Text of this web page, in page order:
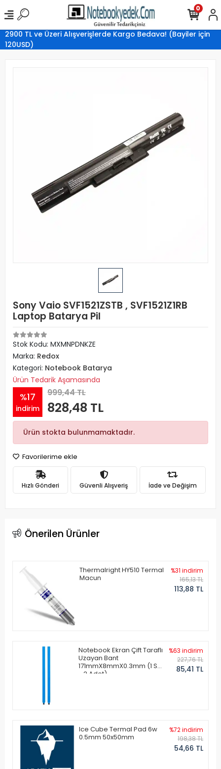
2900 TL ve Üzeri Alışverişlerde Kargo Bedava! (Bayiler için
120USD)
0
Sony Vaio SVF1521ZSTB , SVF1521Z1RB
Laptop Batarya Pil
Stok Kodu: MXMNPDNKZE
Marka: Redox
Kategori: Notebook Batarya
Ürün Tedarik Aşamasında
%17
indirim
999,44 TL
828,48 TL
Ürün stokta bulunmamaktadır.
Favorilerime ekle
Hızlı Gönderi Güvenli Alışveriş İade ve Değişim
Önerilen Ürünler
Thermalright HY510 Termal
Macun
%31 indirim
165,13 TL
113,88 TL
Notebook Ekran Çift Taraflı
Uzayan Bant
171mmX8mmX0.3mm (1 Set
- 2 Adet)
%63 indirim
227,76 TL
85,41 TL
Ice Cube Termal Pad 6w
0.5mm 50x50mm
%72 indirim
198,38 TL
54,66 TL